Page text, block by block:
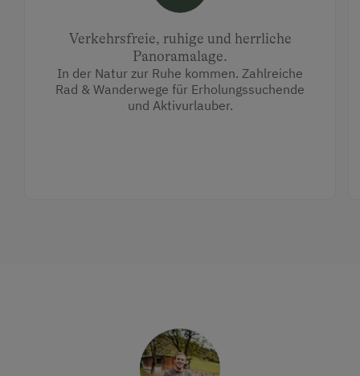
Verkehrsfreie, ruhige und herrliche
Panoramalage.
In der Natur zur Ruhe kommen. Zahlreiche
Rad & Wanderwege für Erholungssuchende
und Aktivurlauber.